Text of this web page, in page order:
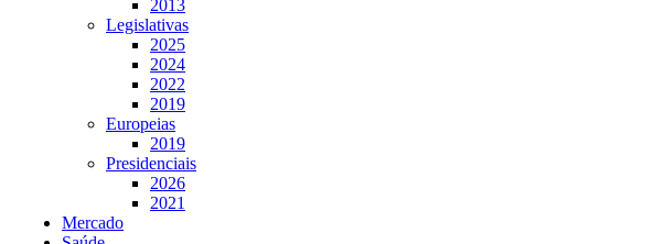
2013
Legislativas
2025
2024
2022
2019
Europeias
2019
Presidenciais
2026
2021
Mercado